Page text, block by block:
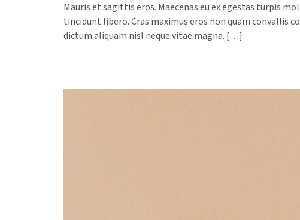
Mauris et sagittis eros. Maecenas eu ex egestas turpis
tincidunt libero. Cras maximus eros non quam convallis
dictum aliquam nisl neque vitae magna. […]